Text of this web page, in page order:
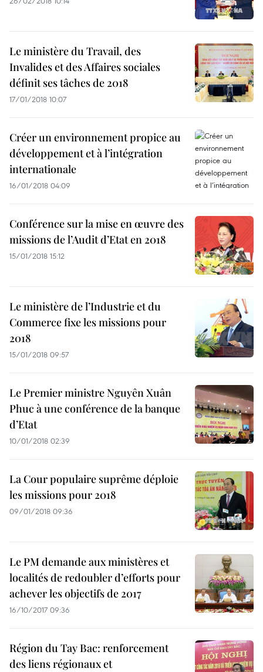
Le ministère du Travail, des
Invalides et des Affaires sociales
définit ses tâches de 2018
17/01/2018 10:07
Créer un environnement propice au
développement et à l’intégration
internationale
16/01/2018 04:09
Conférence sur la mise en œuvre des
missions de l’Audit d’Etat en 2018
15/01/2018 15:12
Le ministère de l’Industrie et du
Commerce fixe les missions pour
2018
15/01/2018 09:57
Le Premier ministre Nguyên Xuân
Phuc à une conférence de la banque
d’Etat
10/01/2018 02:39
La Cour populaire suprême déploie
les missions pour 2018
09/01/2018 09:36
Le PM demande aux ministères et
localités de redoubler d’efforts pour
achever les objectifs de 2017
16/10/2017 09:36
Région du Tay Bac: renforcement
des liens régionaux et